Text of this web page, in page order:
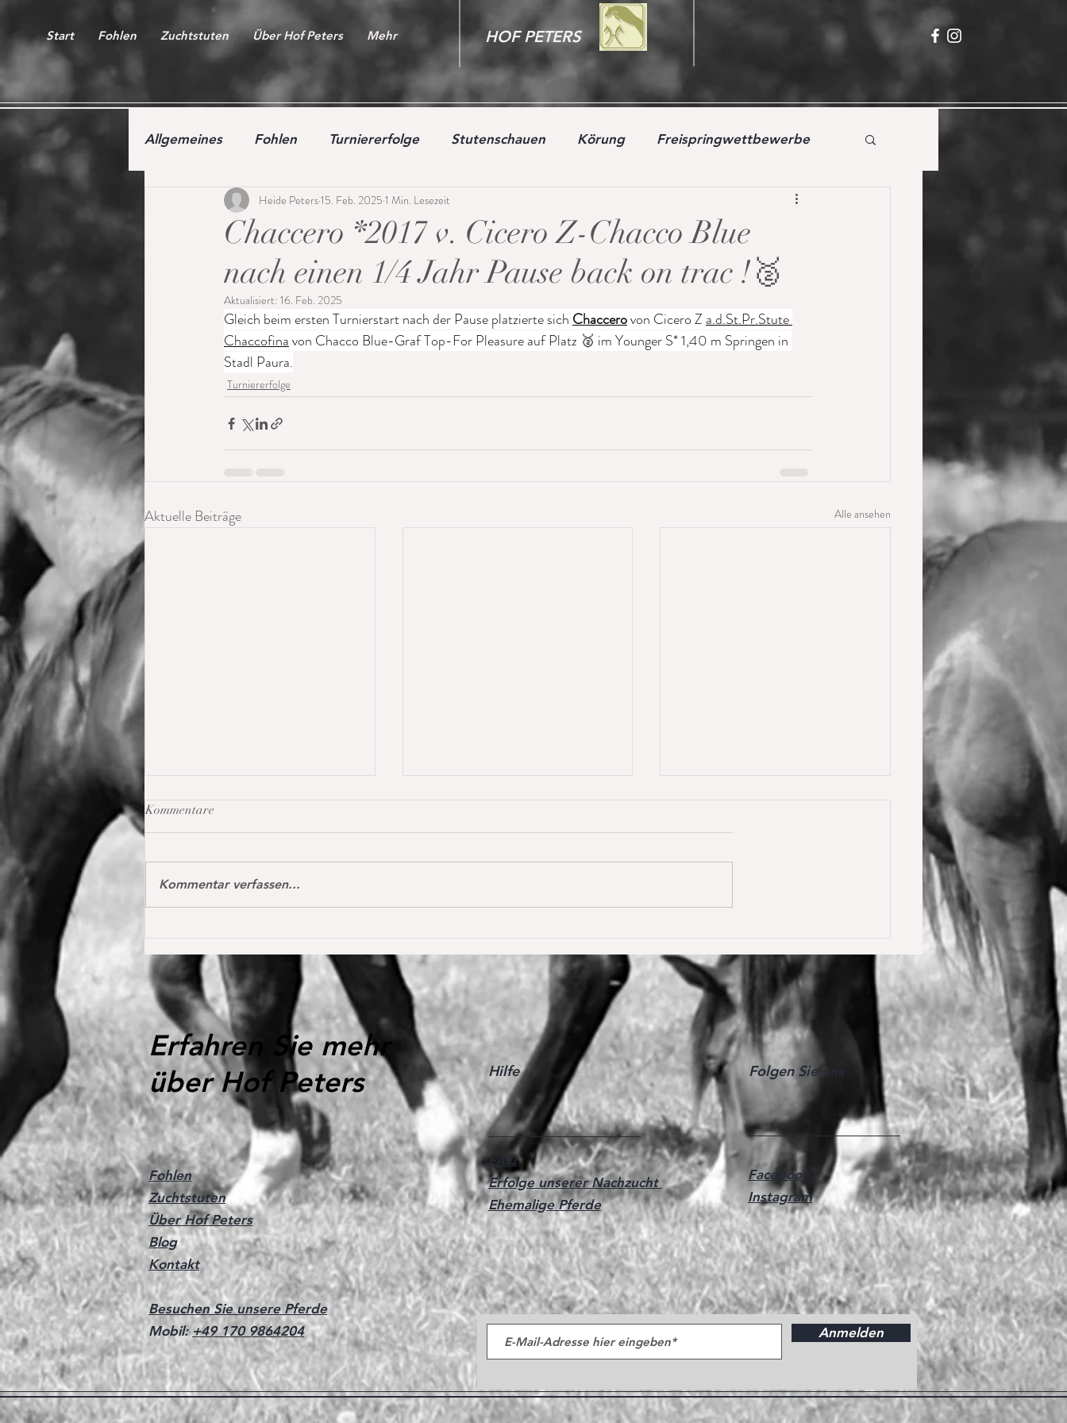
Start Fohlen Zuchtstuten Über Hof Peters Mehr HOF PETERS
Allgemeines Fohlen Turniererfolge Stutenschauen Körung Freispringwettbewerbe
Auktion Youngster
Chaccero *2017 v. Cicero Z-Chacco Blue
nach einen 1/4 Jahr Pause back on trac !🥈
Heide Peters15. Feb. 2025 1 Min. Lesezeit
Aktualisiert: 16. Feb. 2025
Gleich beim ersten Turnierstart nach der Pause platzierte sich Chaccero von Cicero Z a.d.St.Pr.Stute
Chaccofina von Chacco Blue-Graf Top-For Pleasure auf Platz 🥈 im Younger S* 1,40 m Springen in
Stadl Paura.
Turniererfolge
Aktuelle Beiträge Alle ansehen
1,40 m in der Youngster Tour
platziert 🔝
De Wolden gegen 66 Starter 🥇
🥳
Kommentare
Kommentar verfassen...
Erfahren Sie mehr
über Hof Peters
Fohlen
Zuchtstuten
Über Hof Peters
Blog
Kontakt
Besuchen Sie unsere Pferde
Mobil:+49 170 9864204
Hilfe
FAQ
Erfolge unserer Nachzucht
Ehemalige Pferde
Folgen Sie uns
Facebook
Instagram
Anmelden